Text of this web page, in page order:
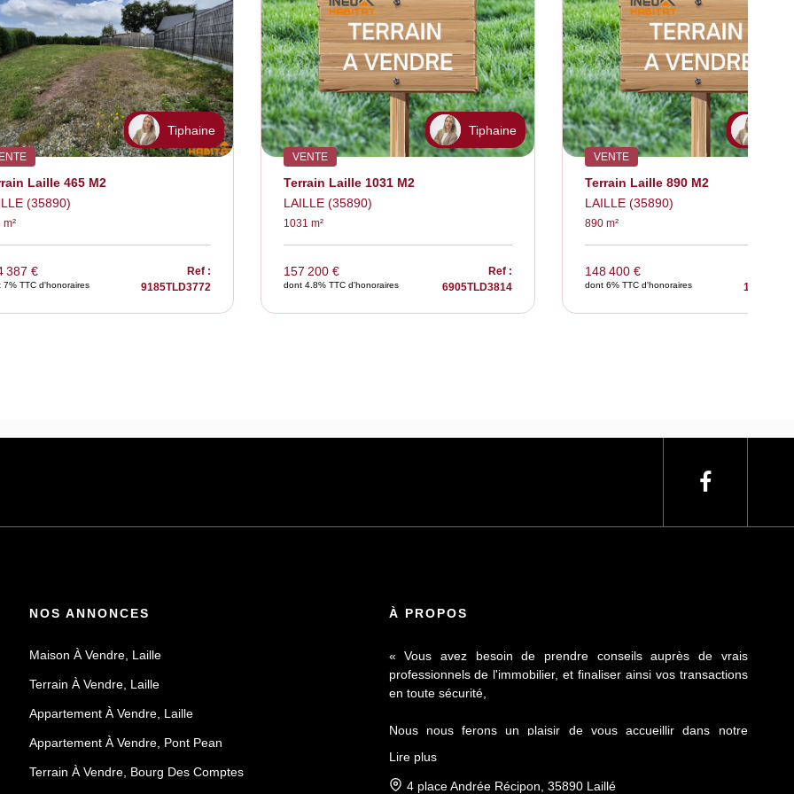
Tiphaine
Laille 465 M2
(35890)
387 €
7% TTC d'honoraires
Ref :
9185TLD3772
Tiphaine
VENTE
Terrain Laille 1031 M2
LAILLE (35890)
1031 m²
157 200 €
dont 4.8% TTC d'honoraires
Ref :
6905TLD3814
VENTE
Terrain Laille 890 M2
LAILLE (35890)
890 m²
148 400 €
dont 6% TTC d'honoraires
NOS ANNONCES
Maison À Vendre, Laille
Terrain À Vendre, Laille
Appartement À Vendre, Laille
Appartement À Vendre, Pont Pean
Terrain À Vendre, Bourg Des Comptes
À PROPOS
« Vous avez besoin de prendre conseils auprès de vrais
professionnels de l'immobilier, et finaliser ainsi vos transactions
en toute sécurité,
Nous nous ferons un plaisir de vous accueillir dans notre
de Rennes sur l'axe Rennes-Nantes.
Lire plus
4 place Andrée Récipon, 35890 Laillé